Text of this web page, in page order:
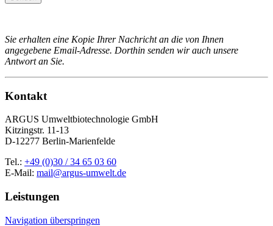
Sie erhalten eine Kopie Ihrer Nachricht an die von Ihnen
angegebene Email-Adresse. Dorthin senden wir auch unsere
Antwort an Sie.
Kontakt
ARGUS Umweltbiotechnologie GmbH
Kitzingstr. 11-13
D-12277 Berlin-Marienfelde
Tel.: +49 (0)30 / 34 65 03 60
E-Mail: mail@argus-umwelt.de
Leistungen
Navigation überspringen